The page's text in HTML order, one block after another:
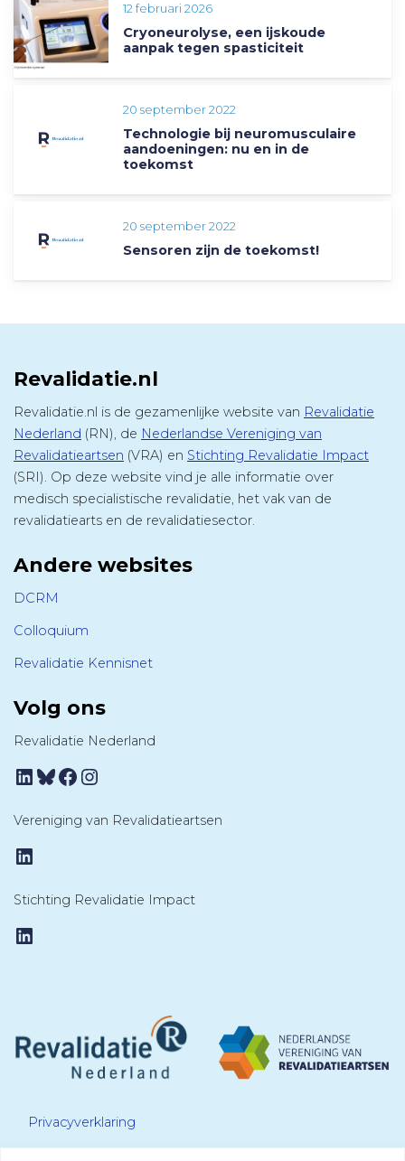
12 februari 2026
Cryoneurolyse, een ijskoude
aanpak tegen spasticiteit
20 september 2022
Technologie bij neuromusculaire
aandoeningen: nu en in de
toekomst
20 september 2022
Sensoren zijn de toekomst!
Revalidatie.nl
Revalidatie.nl is de gezamenlijke website van Revalidatie
Nederland (RN), de Nederlandse Vereniging van
Revalidatieartsen (VRA) en Stichting Revalidatie Impact
(SRI). Op deze website vind je alle informatie over
medisch specialistische revalidatie, het vak van de
revalidatiearts en de revalidatiesector.
Andere websites
DCRM
Colloquium
Revalidatie Kennisnet
Volg ons
Revalidatie Nederland
LinkedIn
Bluesky
Facebook
Instagram
Vereniging van Revalidatieartsen
LinkedIn
Stichting Revalidatie Impact
LinkedIn
Privacyverklaring